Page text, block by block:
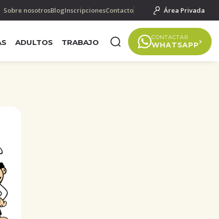
Sobre nosotrosBlogInscripcionesContacto Área Privada
ADULTOS TRABAJO
CONTACTAR
WHATSAPP